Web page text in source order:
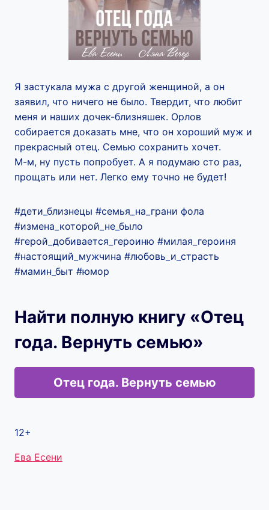
Я застукала мужа с другой женщиной, а он
заявил, что ничего не было. Твердит, что любит
меня и наших дочек-близняшек. Орлов
собирается доказать мне, что он хороший муж и
прекрасный отец. Семью сохранить хочет.
М-м, ну пусть попробует. А я подумаю сто раз,
прощать или нет. Легко ему точно не будет!
#дети_близнецы #семья_на_грани фола
#измена_которой_не_было
#герой_добивается_героиню #милая_героиня
#настоящий_мужчина #любовь_и_страсть
#мамин_быт #юмор
Найти полную книгу «Отец
года. Вернуть семью»
Отец года. Вернуть семью
12+
Метки
Ева Есени